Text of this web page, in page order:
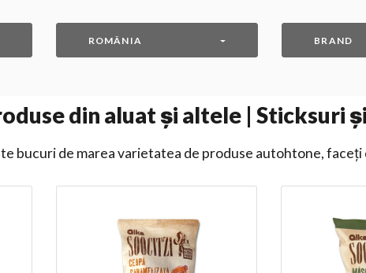
ROMÂNIA BRAND
din aluat și altele | Sticksuri
bucuri de marea varietatea de produse autohtone, faceți